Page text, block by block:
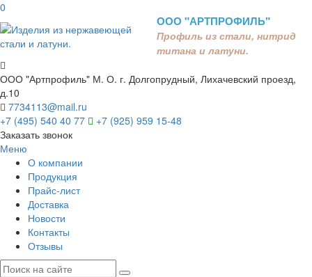
0
ООО "АРТПРОФИЛЬ"
Профиль из стали, нитрид
титана и латуни.
ООО "Артпрофиль" М. О. г. Долгопрудный, Лихачевский проезд,
д.10
7734113@mail.ru
+7 (495) 540 40 77
+7 (925) 959 15-48
Заказать звонок
Меню
О компании
Продукция
Прайс-лист
Доставка
Новости
Контакты
Отзывы